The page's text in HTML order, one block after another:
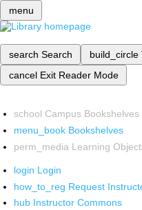
menu
search Search build_circle
cancel Exit Reader Mode
school Campus Bookshelves
menu_book Bookshelves
perm_media Learning
login Login
how_to_reg Request
hub Instructor Commons